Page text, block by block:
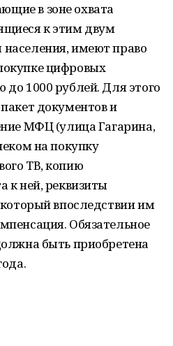
в зоне охвата
к этим двум
имеют право
цифровых
до 1000 рублей. Для этого
документов и
МФЦ (улица Гагарина,
на покупку
ТВ, копию
к ней, реквизиты
который впоследствии им
Обязательное
быть приобретена